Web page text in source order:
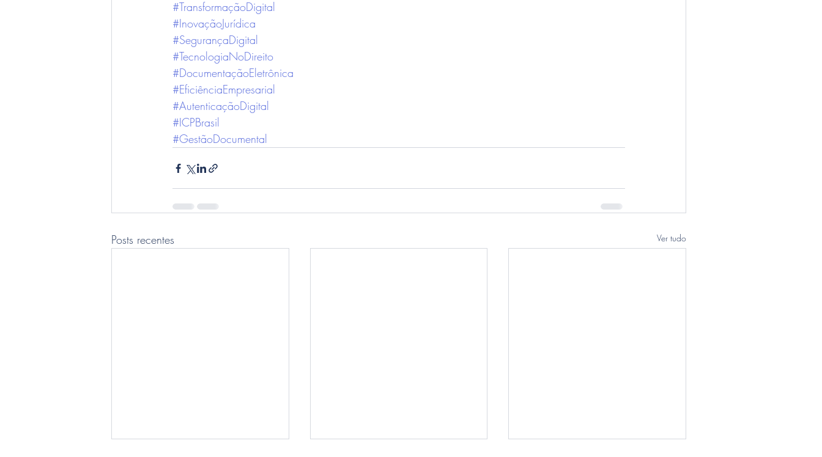
#TransformaçãoDigital
#InovaçãoJurídica
#SegurançaDigital
#TecnologiaNoDireito
#DocumentaçãoEletrônica
#EficiênciaEmpresarial
#AutenticaçãoDigital
#ICPBrasil
#GestãoDocumental
Posts recentes Ver tudo